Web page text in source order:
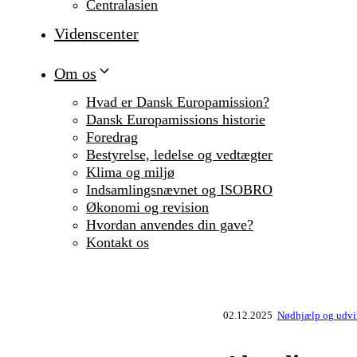
Centralasien
Videnscenter
Om os
Hvad er Dansk Europamission?
Dansk Europamissions historie
Foredrag
Bestyrelse, ledelse og vedtægter
Klima og miljø
Indsamlingsnævnet og ISOBRO
Økonomi og revision
Hvordan anvendes din gave?
Kontakt os
02.12.2025 Nødhjælp og